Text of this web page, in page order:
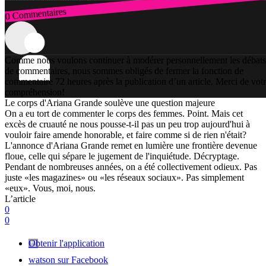
0 Commentaires
Connexion
Comme nous voulons continuer à modérer personnellement les débats
de commentaires, nous sommes obligés de fermer la fonction de
commentaire 72 heures après la publication d’un article. Merci de
compréhension!
Le corps d'Ariana Grande soulève une question majeure
On a eu tort de commenter le corps des femmes. Point. Mais cet
excès de cruauté ne nous pousse-t-il pas un peu trop aujourd'hui à
vouloir faire amende honorable, et faire comme si de rien n'était?
L'annonce d'Ariana Grande remet en lumière une frontière devenue
floue, celle qui sépare le jugement de l'inquiétude. Décryptage.
Pendant de nombreuses années, on a été collectivement odieux. Pas
juste «les magazines» ou «les réseaux sociaux». Pas simplement
«eux». Vous, moi, nous.
L’article
0
0
Obtenir l'application
watson sur Facebook